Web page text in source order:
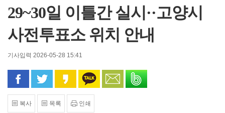
29~30일 이틀간 실시··고양시
사전투표소 위치 안내
기사입력 2026-05-28 15:41
페이스북으로 공유
트위터로 공유카카오 스토리로 공유
카카오톡으로 공유
문자로 공유
복사 목록 인쇄